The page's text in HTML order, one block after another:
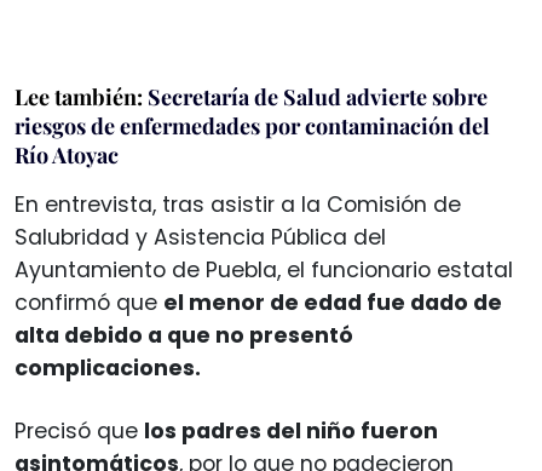
Lee también: Secretaría de Salud advierte sobre
riesgos de enfermedades por contaminación del
Río Atoyac
En entrevista, tras asistir a la Comisión de
Salubridad y Asistencia Pública del
Ayuntamiento de Puebla, el funcionario estatal
confirmó que el menor de edad fue dado de
alta debido a que no presentó
complicaciones.
Precisó que los padres del niño fueron
asintomáticos, por lo que no padecieron